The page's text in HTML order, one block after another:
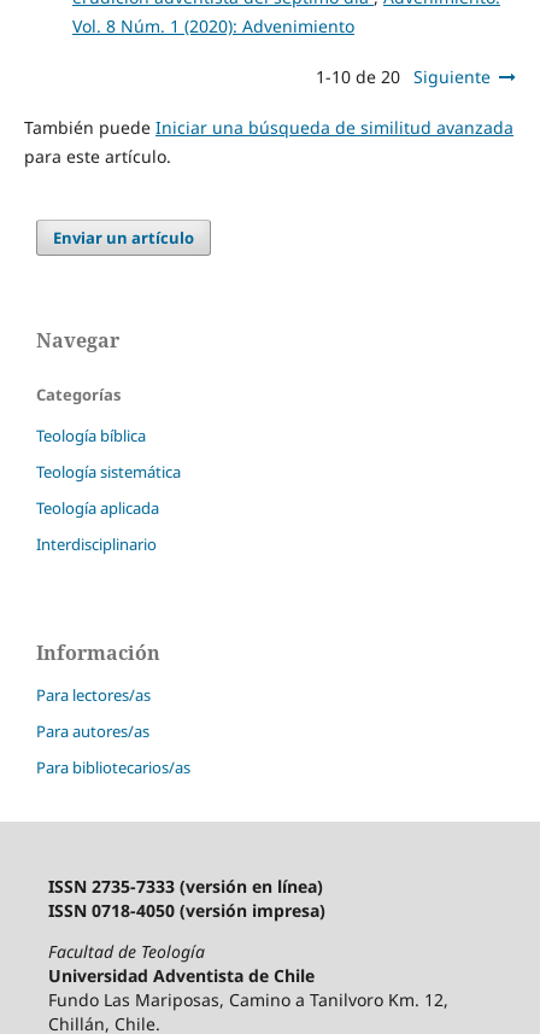
Vol. 8 Núm. 1 (2020): Advenimiento
1-10 de 20 Siguiente
También puede Iniciar una búsqueda de similitud avanzada
para este artículo.
Enviar un artículo
Navegar
Categorías
Teología bíblica
Teología sistemática
Teología aplicada
Interdisciplinario
Información
Para lectores/as
Para autores/as
Para bibliotecarios/as
ISSN 2735-7333 (versión en línea)
ISSN 0718-4050 (versión impresa)
Facultad de Teología
Universidad Adventista de Chile
Fundo Las Mariposas, Camino a Tanilvoro Km. 12,
Chillán, Chile.